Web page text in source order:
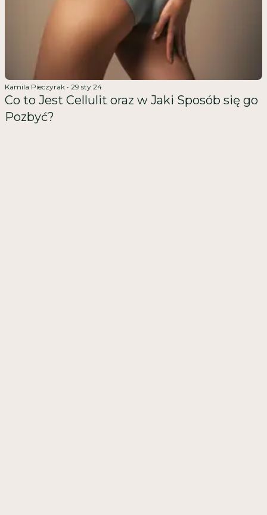
Kamila Pieczyrak • 29 sty 24
Co to Jest Cellulit oraz w Jaki Sposób się go
Pozbyć?